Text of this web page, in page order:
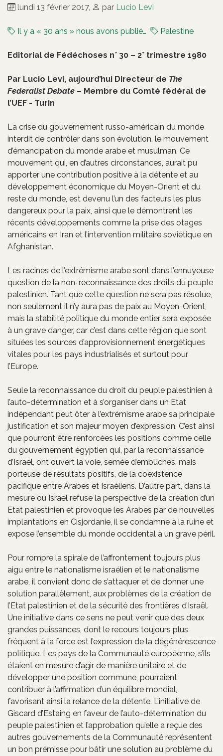
lundi 13 février 2017, par Lucio Levi
Il y a « 30 ans » nous avons publié… Palestine
Editorial de Fédéchoses n° 30 – 2° trimestre 1980
Par Lucio Levi, aujourd’hui Directeur de The
Federalist Debate – Membre du Comté fédéral de
l’UEF - Turin
La crise du gouvernement russo-américain du monde
interdit de contrôler dans son évolution, le mouvement
d’émancipation du monde arabe et musulman. Ce
mouvement qui, en d’autres circonstances, aurait pu
apporter une contribution positive à la détente et au
développement économique du Moyen-Orient et du
reste du monde, est devenu l’un des facteurs les plus
dangereux pour la paix, ainsi que le démontrent les
récents développements comme la prise des otages
américains en Iran et l’intervention militaire soviétique en
Afghanistan.
Les racines de l’extrémisme arabe sont dans l’ennuyeuse
question de la non-reconnaissance des droits du peuple
palestinien. Tant que cette question ne sera pas résolue,
non seulement il n’y aura pas de paix au Moyen-Orient,
mais la stabilité politique du monde entier sera exposée
à un grave danger, car c’est dans cette région que sont
situées les sources d’approvisionnement énergétiques
vitales pour les pays industrialisés et surtout pour
l’Europe.
Seule la reconnaissance du droit du peuple palestinien à
l’auto-détermination et à s’organiser dans un Etat
indépendant peut ôter à l’extrémisme arabe sa principale
justification et son majeur moyen d’expression. C’est ainsi
que pourront être renforcées les positions comme celle
du gouvernement égyptien qui, par la reconnaissance
d’Israël, ont ouvert la voie, semée d’embûches, mais
porteuse de résultats positifs, de la coexistence
pacifique entre Arabes et Israéliens. D’autre part, dans la
mesure où Israël refuse la perspective de la création d’un
Etat palestinien et provoque les Arabes par de nouvelles
implantations en Cisjordanie, il se condamne à la ruine et
expose l’ensemble du monde occidental à un grave péril.
Pour rompre la spirale de l’affrontement toujours plus
aigu entre le nationalisme israélien et le nationalisme
arabe, il convient donc de s’attaquer et de donner une
solution parallèlement, aux problèmes de la création de
l’Etat palestinien et de la sécurité des frontières d’Israël.
Une initiative dans ce sens ne peut venir que des deux
grandes puissances, dont le recours toujours plus
fréquent à la force est l’expression de la dégénérescence
politique. Les pays de la Communauté européenne, s’ils
étaient en mesure d’agir de manière unitaire et de
développer une position commune, pourraient
contribuer à l’affirmation d’un équilibre mondial,
favorisant ainsi la relance de la détente. L’initiative de
Giscard d’Estaing en faveur de l’auto-détermination du
peuple palestinien et l’approbation qu’elle a reçue des
autres gouvernements de la Communauté représentent
un bon prémisse pour bâtir une solution au problème du